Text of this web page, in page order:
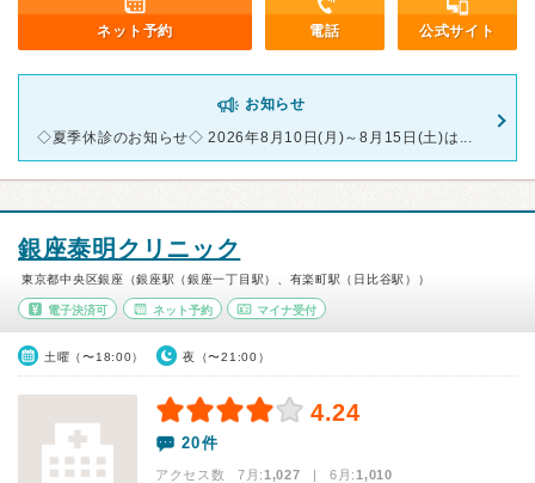
ネット予約 電話 公式サイト
お知らせ
◇夏季休診のお知らせ◇ 2026年8月10日(月)～8月15日(土)は...
銀座泰明クリニック
東京都中央区銀座（銀座駅（銀座一丁目駅）、有楽町駅（日比谷駅））
電子決済可 ネット予約 マイナ受付
土曜（〜18:00） 夜（〜21:00）
4.24
20件
アクセス数 7月:1,027 | 6月:1,010